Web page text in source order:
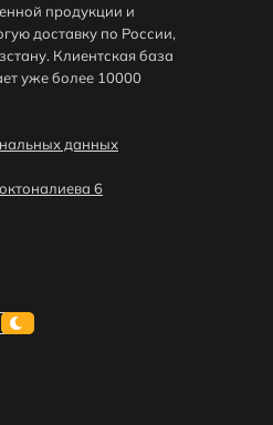
продукции и
доставку по России,
Клиентская база
уже более 10000
данных
6